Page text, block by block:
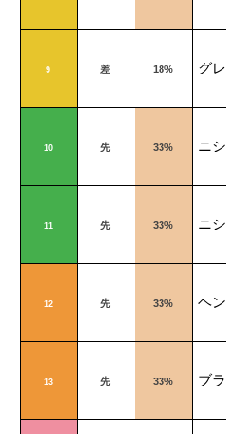
9 差 18% グ
10 先 33% ニ
11 先 33% ニ
12 先 33% ヘ
13 先 33% ブ